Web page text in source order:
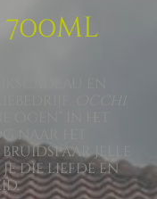
ogen” in het
naar het
Jelle
die liefde en